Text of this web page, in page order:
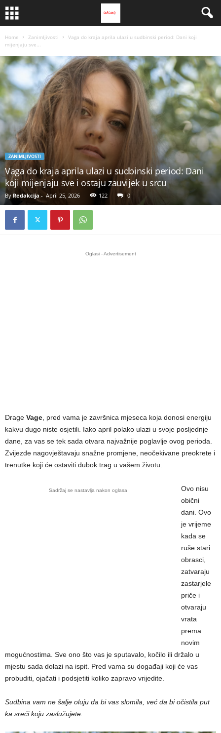
Home Zanimljivosti
Vaga do kraja aprila ulazi u sudbinski period: Dani koji
mijenjaju sve...
ZANIMLJIVOSTI
Vaga do kraja aprila ulazi u sudbinski period: Dani
koji mijenjaju sve i ostaju zauvijek u srcu
By Redakcija - April 25, 2026 122 0
Oglasi - Advertisement
Drage Vage , pred vama je završnica mjeseca koja donosi energiju
kakvu dugo niste osjetili. Iako april polako ulazi u svoje posljednje
dane, za vas se tek sada otvara najvažnije poglavlje ovog perioda.
Zvijezde nagovještavaju snažne promjene, neočekivane preokrete i
trenutke koji će ostaviti dubok trag u vašem životu.
Sadržaj se nastavlja nakon oglasa
Ovo nisu
obični
dani. Ovo
je vrijeme
kada se
ruše stari
obrasci,
zatvaraju
zastarjele
priče i
otvaraju
vrata
prema
novim
mogućnostima. Sve ono što vas je sputavalo, kočilo ili držalo u
mjestu sada dolazi na ispit. Pred vama su događaji koji će vas
probuditi, ojačati i podsjetiti koliko zapravo vrijedite.
Sudbina vam ne šalje oluju da bi vas slomila, već da bi očistila put
ka sreći koju zaslužujete.